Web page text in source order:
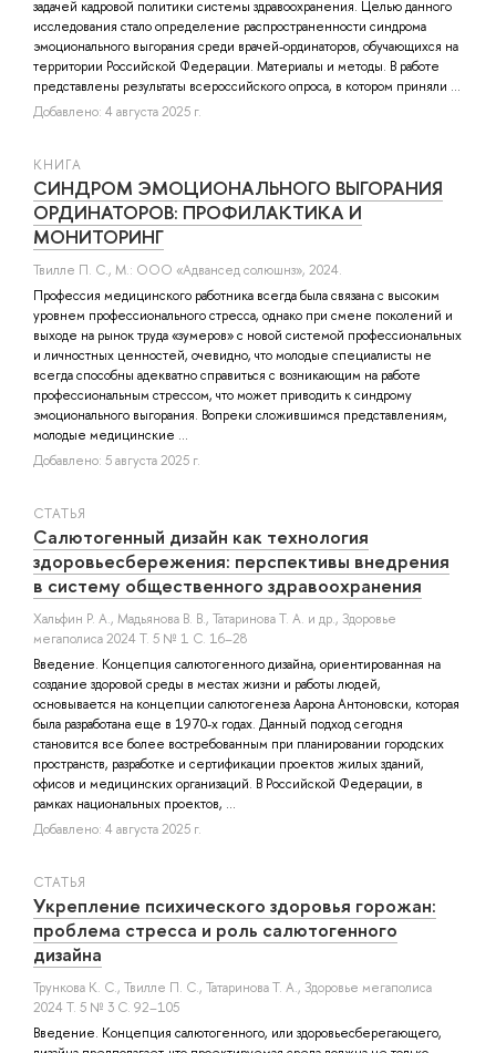
задачей кадровой политики системы здравоохранения. Целью данного
исследования стало определение распространенности синдрома
эмоционального выгорания среди врачей-ординаторов, обучающихся на
территории Российской Федерации. Материалы и методы. В работе
представлены результаты всероссийского опроса, в котором приняли ...
Добавлено: 4 августа 2025 г.
КНИГА
СИНДРОМ ЭМОЦИОНАЛЬНОГО ВЫГОРАНИЯ
ОРДИНАТОРОВ: ПРОФИЛАКТИКА И
МОНИТОРИНГ
Твилле П. С., М.: ООО «Адвансед солюшнз», 2024.
Профессия медицинского работника всегда была связана с высоким
уровнем профессионального стресса, однако при смене поколений и
выходе на рынок труда «зумеров» с новой системой профессиональных
и личностных ценностей, очевидно, что молодые специалисты не
всегда способны адекватно справиться с возникающим на работе
профессиональным стрессом, что может приводить к синдрому
эмоционального выгорания. Вопреки сложившимся представлениям,
молодые медицинские ...
Добавлено: 5 августа 2025 г.
СТАТЬЯ
Салютогенный дизайн как технология
здоровьесбережения: перспективы внедрения
в систему общественного здравоохранения
Хальфин Р. А., Мадьянова В. В., Татаринова Т. А. и др., Здоровье
мегаполиса 2024 Т. 5 № 1 С. 16–28
Введение. Концепция салютогенного дизайна, ориентированная на
создание здоровой среды в местах жизни и работы людей,
основывается на концепции салютогенеза Аарона Антоновски, которая
была разработана еще в 1970-х годах. Данный подход сегодня
становится все более востребованным при планировании городских
пространств, разработке и сертификации проектов жилых зданий,
офисов и медицинских организаций. В Российской Федерации, в
рамках национальных проектов, ...
Добавлено: 4 августа 2025 г.
СТАТЬЯ
Укрепление психического здоровья горожан:
проблема стресса и роль салютогенного
дизайна
Трункова К. С., Твилле П. С., Татаринова Т. А., Здоровье мегаполиса
2024 Т. 5 № 3 С. 92–105
Введение. Концепция салютогенного, или здоровьесберегающего,